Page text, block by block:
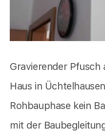
Gravierender Pfusch
Haus in
Rohbauphase kein
mit der